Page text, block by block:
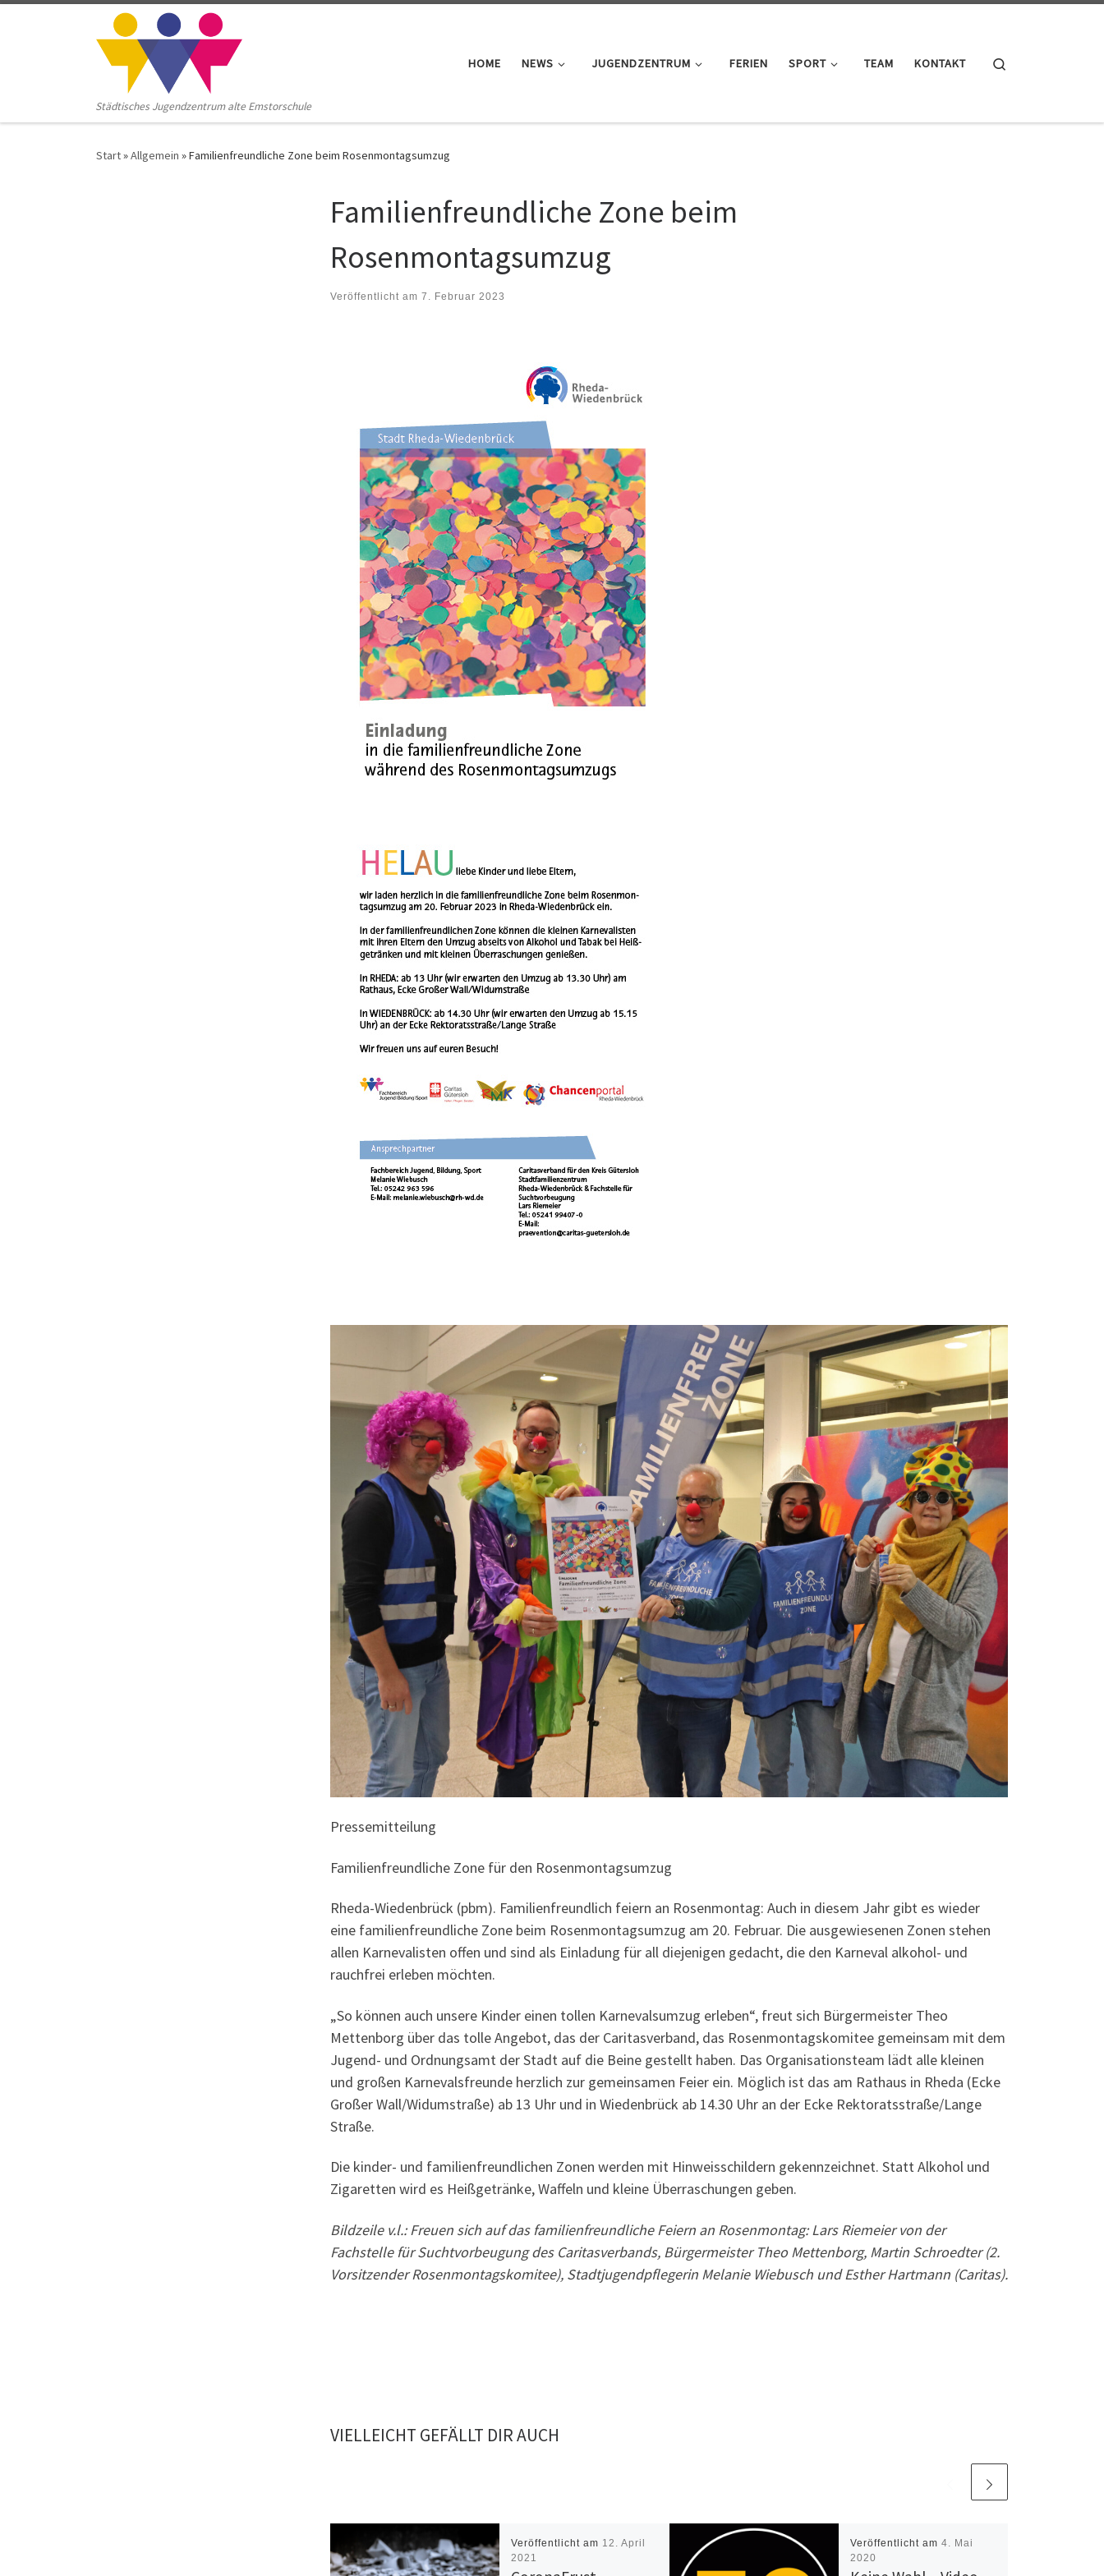
Zum Inhalt springen
Städtisches Jugendzentrum alte Emstorschule
HOME NEWS JUGENDZENTRUM FERIEN SPORT TEAM KONTAKT
Start»Allgemein »Familienfreundliche Zone beim Rosenmontagsumzug
Familienfreundliche Zone beim
Rosenmontagsumzug
Veröffentlicht am 7. Februar 2023
Pressemitteilung
Familienfreundliche Zone für den Rosenmontagsumzug
Rheda-Wiedenbrück (pbm). Familienfreundlich feiern an Rosenmontag: Auch in diesem Jahr gibt es wieder
eine familienfreundliche Zone beim Rosenmontagsumzug am 20. Februar. Die ausgewiesenen Zonen stehen
allen Karnevalisten offen und sind als Einladung für all diejenigen gedacht, die den Karneval alkohol- und
rauchfrei erleben möchten.
„So können auch unsere Kinder einen tollen Karnevalsumzug erleben“, freut sich Bürgermeister Theo
Mettenborg über das tolle Angebot, das der Caritasverband, das Rosenmontagskomitee gemeinsam mit dem
Jugend- und Ordnungsamt der Stadt auf die Beine gestellt haben. Das Organisationsteam lädt alle kleinen
und großen Karnevalsfreunde herzlich zur gemeinsamen Feier ein. Möglich ist das am Rathaus in Rheda (Ecke
Großer Wall/Widumstraße) ab 13 Uhr und in Wiedenbrück ab 14.30 Uhr an der Ecke Rektoratsstraße/Lange
Straße.
Die kinder- und familienfreundlichen Zonen werden mit Hinweisschildern gekennzeichnet. Statt Alkohol und
Zigaretten wird es Heißgetränke, Waffeln und kleine Überraschungen geben.
Bildzeile v.l.: Freuen sich auf das familienfreundliche Feiern an Rosenmontag: Lars Riemeier von der
Fachstelle für Suchtvorbeugung des Caritasverbands, Bürgermeister Theo Mettenborg, Martin Schroedter (2.
Vorsitzender Rosenmontagskomitee), Stadtjugendpflegerin Melanie Wiebusch und Esther Hartmann (Caritas).
VIELLEICHT GEFÄLLT DIR AUCH
Veröffentlicht am 12. April
2021
Veröffentlicht am 4. Mai
2020